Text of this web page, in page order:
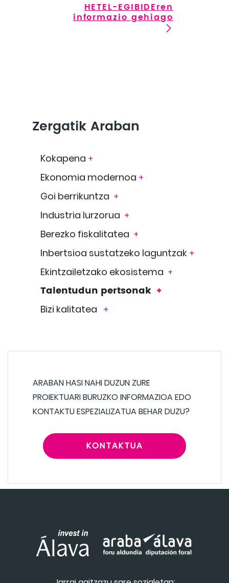
HETEL-EGIBIDEren
informazio gehiago
Zergatik Araban
Kokapena +
Ekonomia modernoa +
Goi berrikuntza +
Industria lurzorua +
Berezko fiskalitatea +
Inbertsioa sustatzeko laguntzak +
Ekintzailetzako ekosistema +
Talentudun pertsonak +
Bizi kalitatea +
ARABAN HASI NAHI DUZUN ZURE
PROIEKTUARI BURUZKO INFORMAZIOA EDO
KONTAKTU ESPEZIALIZATUA BEHAR DUZU?
KONTAKTUA